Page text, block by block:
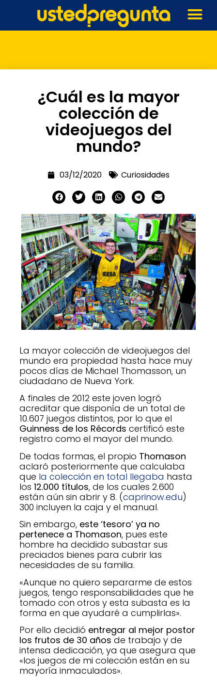
¿Cuál es la mayor
colección de
videojuegos del
mundo?
03/12/2020 Curiosidades
La mayor colección de videojuegos del
mundo era propiedad hasta hace muy
pocos días de Michael Thomasson, un
ciudadano de Nueva York.
A finales de 2012 este joven logró
acreditar que disponía de un total de
10.607 juegos distintos, por lo que el
Guinness de los Récords certificó este
registro como el mayor del mundo.
De todas formas, el propio Thomason
aclaró posteriormente que calculaba
que la colección en total llegaba hasta
los 12.000 títulos, de los cuales 2.600
están aún sin abrir y 8. (caprinow.edu)
300 incluyen la caja y el manual.
Sin embargo, este ‘tesoro’ ya no
pertenece a Thomason, pues este
hombre ha decidido subastar sus
preciados bienes para cubrir las
necesidades de su familia.
«Aunque no quiero separarme de estos
juegos, tengo responsabilidades que he
tomado con otros y esta subasta es la
forma en que ayudaré a cumplirlas».
Por ello decidió entregar al mejor postor
los frutos de 30 años de trabajo y de
intensa dedicación, ya que asegura que
«los juegos de mi colección están en su
mayoría inmaculados».